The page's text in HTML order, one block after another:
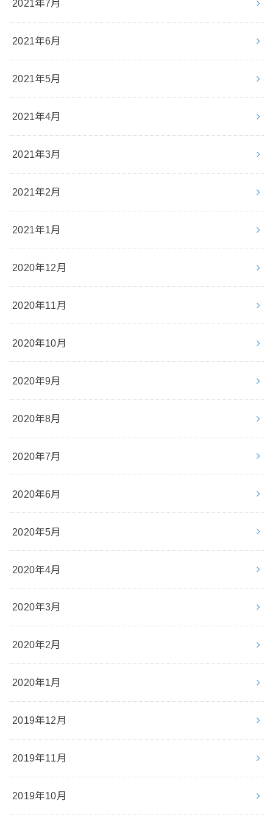
2021年7月
2021年6月
2021年5月
2021年4月
2021年3月
2021年2月
2021年1月
2020年12月
2020年11月
2020年10月
2020年9月
2020年8月
2020年7月
2020年6月
2020年5月
2020年4月
2020年3月
2020年2月
2020年1月
2019年12月
2019年11月
2019年10月